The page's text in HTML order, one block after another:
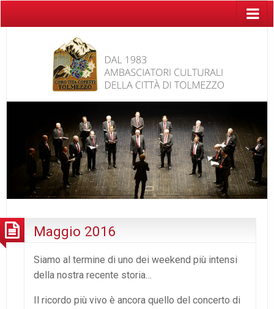
Maggio 2016
Siamo al termine di uno dei weekend più intensi
della nostra recente storia…
Il ricordo più vivo è ancora quello del concerto di